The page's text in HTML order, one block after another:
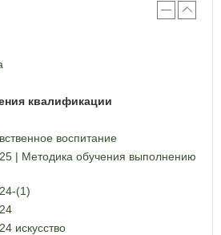
квалификации
воспитание
| Методика обучения выполнению
(1)
искусство